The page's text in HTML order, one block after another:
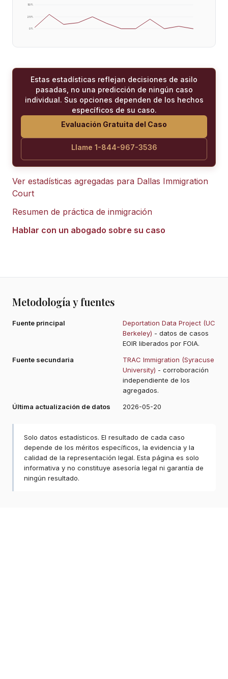
0%
25%
50%
Estas estadísticas reflejan decisiones de asilo
pasadas, no una predicción de ningún caso
individual. Sus opciones dependen de los hechos
específicos de su caso.
Evaluación Gratuita del Caso
Llame 1-844-967-3536
Ver estadísticas agregadas para Dallas Immigration
Court
Resumen de práctica de inmigración
Hablar con un abogado sobre su caso
Metodología y fuentes
Fuente principal
Deportation Data Project (UC
Berkeley) - datos de casos
EOIR liberados por FOIA.
Fuente secundaria
TRAC Immigration (Syracuse
University) - corroboración
independiente de los
agregados.
Última actualización de datos
2026-05-20
Solo datos estadísticos. El resultado de cada caso
depende de los méritos específicos, la evidencia y la
calidad de la representación legal. Esta página es solo
informativa y no constituye asesoría legal ni garantía de
ningún resultado.